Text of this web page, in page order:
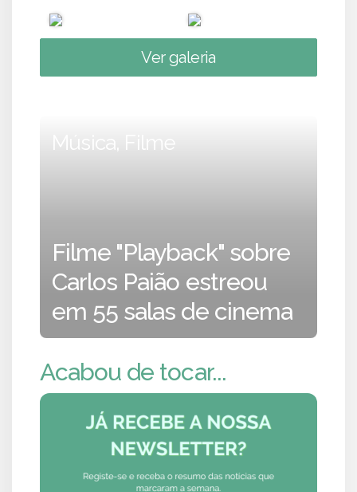
Ver galeria
Música, Filme
Filme "Playback" sobre
Carlos Paião estreou
em 55 salas de cinema
Acabou de tocar...